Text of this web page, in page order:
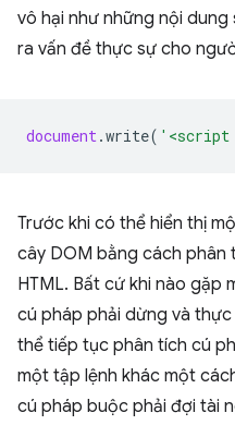
vô hại như những nội
ra vấn đề thực sự cho
document.write( '<script
Trước khi có thể hiển thị
cây DOM bằng cách phân
HTML. Bất cứ khi nào gặp
cú pháp phải dừng và
thể tiếp tục phân tích cú
một tập lệnh khác một
cú pháp buộc phải đợi tài